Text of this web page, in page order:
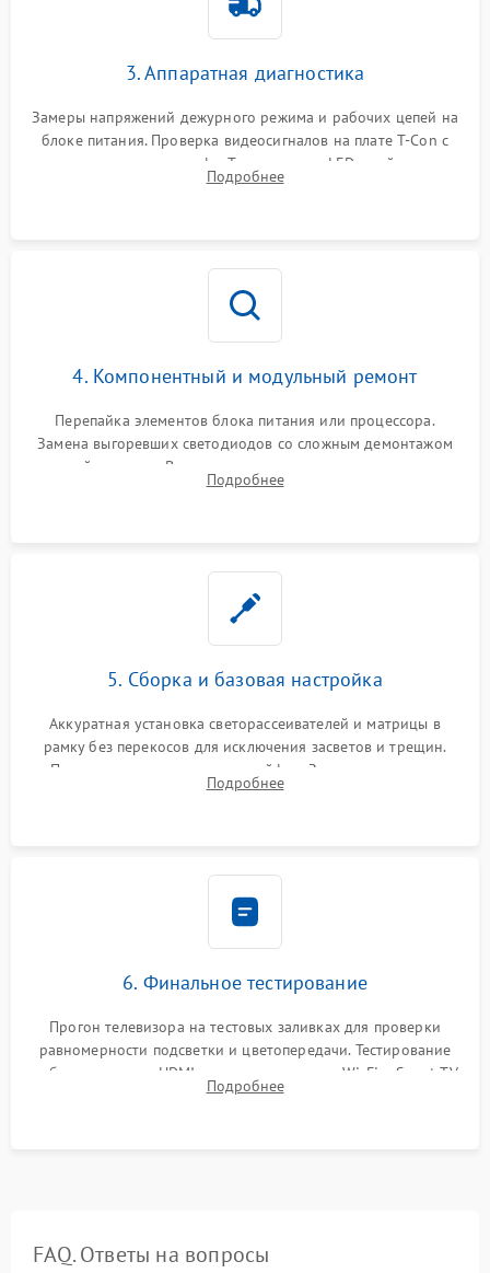
3. Аппаратная диагностика
Замеры напряжений дежурного режима и рабочих цепей на
блоке питания. Проверка видеосигналов на плате T-Con с
помощью осциллографа. Тестирование LED-драйвера и
светодиодных планок подсветки мультиметром.
Подробнее
4. Компонентный и модульный ремонт
Перепайка элементов блока питания или процессора.
Замена выгоревших светодиодов со сложным демонтажом
хрупкой матрицы. Восстановление поврежденных дорожек,
прошивка микросхем памяти EEPROM
Подробнее
5. Сборка и базовая настройка
Аккуратная установка светорассеивателей и матрицы в
рамку без перекосов для исключения засветов и трещин.
Подключение внутренних шлейфов. Закрытие корпуса.
Сброс настроек и обновление программного обеспечения.
Подробнее
6. Финальное тестирование
Прогон телевизора на тестовых заливках для проверки
равномерности подсветки и цветопередачи. Тестирование
работы разъемов HDMI, динамиков, модуля Wi-Fi и Smart TV
в рабочем режиме в течение нескольких часов.
Подробнее
FAQ. Ответы на вопросы